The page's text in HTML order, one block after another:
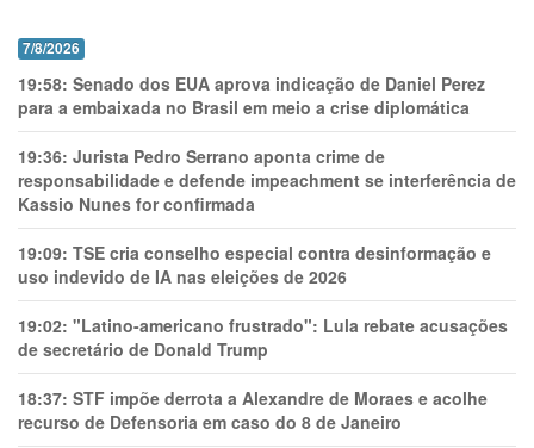
7/8/2026
19:58: Senado dos EUA aprova indicação de Daniel Perez
para a embaixada no Brasil em meio a crise diplomática
19:36: Jurista Pedro Serrano aponta crime de
responsabilidade e defende impeachment se interferência de
Kassio Nunes for confirmada
19:09: TSE cria conselho especial contra desinformação e
uso indevido de IA nas eleições de 2026
19:02: "Latino-americano frustrado": Lula rebate acusações
de secretário de Donald Trump
18:37: STF impõe derrota a Alexandre de Moraes e acolhe
recurso de Defensoria em caso do 8 de Janeiro